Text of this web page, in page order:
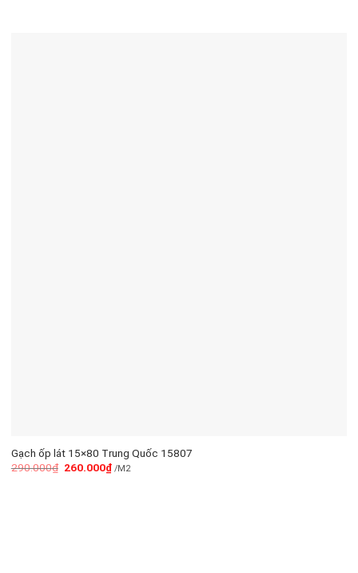
Gạch ốp lát 15×80 Trung Quốc 15807
290.000₫ 260.000₫/M2